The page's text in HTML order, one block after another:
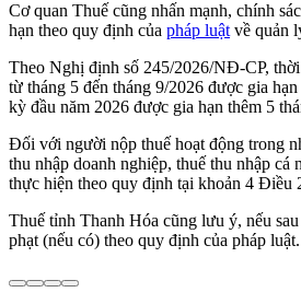
Cơ quan Thuế cũng nhấn mạnh, chính
hạn theo quy định của pháp luật về quản
Theo Nghị định số 245/2026/NĐ-CP,
từ tháng 5 đến tháng 9/2026 được gia
kỳ đầu năm 2026 được gia hạn thêm 5
Đối với người nộp thuế hoạt động trong
thu nhập doanh nghiệp, thuế thu nhập
thực hiện theo quy định tại khoản 4 Điều
Thuế tỉnh Thanh Hóa cũng lưu ý, nếu
phạt (nếu có) theo quy định của pháp luật.